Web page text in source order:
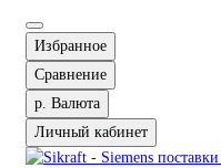
Избранное
Сравнение
р. Валюта
Личный кабинет